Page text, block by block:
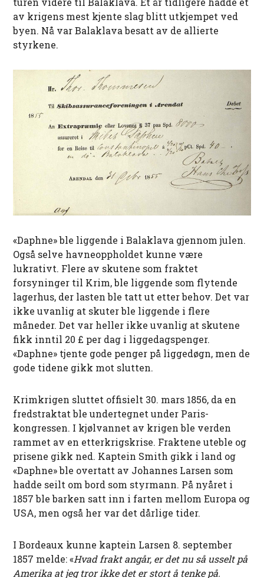
av krigens mest kjente slag blitt utkjempet ved
byen. Nå var Balaklava besatt av de allierte
styrkene.
«Daphne» ble liggende i Balaklava gjennom julen.
Også selve havneoppholdet kunne være
lukrativt. Flere av skutene som fraktet
forsyninger til Krim, ble liggende som flytende
lagerhus, der lasten ble tatt ut etter behov. Det var
ikke uvanlig at skuter ble liggende i flere
måneder. Det var heller ikke uvanlig at skutene
fikk inntil 20 £ per dag i liggedagspenger.
«Daphne» tjente gode penger på liggedøgn, men de
gode tidene gikk mot slutten.
Krimkrigen sluttet offisielt 30. mars 1856, da en
fredstraktat ble undertegnet under Paris-
kongressen. I kjølvannet av krigen ble verden
rammet av en etterkrigskrise. Fraktene uteble og
prisene gikk ned. Kaptein Smith gikk i land og
«Daphne» ble overtatt av Johannes Larsen som
hadde seilt om bord som styrmann. På nyåret i
1857 ble barken satt inn i farten mellom Europa og
USA, men også her var det dårlige tider.
I Bordeaux kunne kaptein Larsen 8. september
1857 melde: «Hvad frakt angår, er det nu så usselt på
Amerika at jeg tror ikke det er stort å tenke på.